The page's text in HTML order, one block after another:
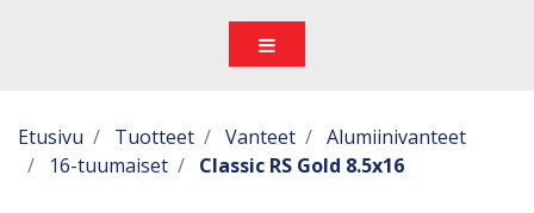
Etusivu Tuotteet Vanteet
Alumiinivanteet
16-tuumaiset
Classic RS Gold 8.5x16